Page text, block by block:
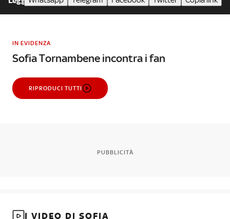
IN EVIDENZA
Sofia Tornambene incontra i fan
RIPRODUCI TUTTI
PUBBLICITÀ
I VIDEO DI SOFIA